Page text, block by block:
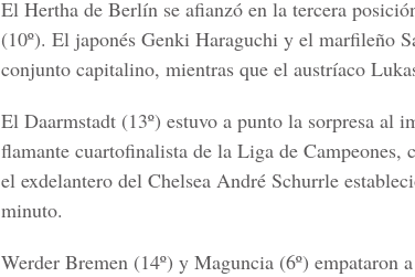
El Hertha de Berlín se afianzó en la tercera
(10º). El japonés Genki Haraguchi y el marfileño
conjunto capitalino, mientras que el austríaco
El Daarmstadt (13º) estuvo a punto la sorpresa al
flamante cuartofinalista de la Liga de Campeones,
el exdelantero del Chelsea André Schurrle
minuto.
Werder Bremen (14º) y Maguncia (6º) empataron